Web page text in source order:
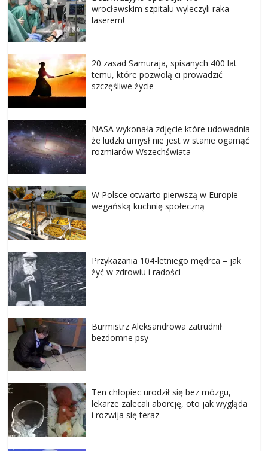
wrocławskim szpitalu wyleczyli raka
laserem!
20 zasad Samuraja, spisanych 400 lat
temu, które pozwolą ci prowadzić
szczęśliwe życie
NASA wykonała zdjęcie które udowadnia
że ludzki umysł nie jest w stanie ogarnąć
rozmiarów Wszechświata
W Polsce otwarto pierwszą w Europie
wegańską kuchnię społeczną
Przykazania 104-letniego mędrca – jak
żyć w zdrowiu i radości
Burmistrz Aleksandrowa zatrudnił
bezdomne psy
Ten chłopiec urodził się bez mózgu,
lekarze zalecali aborcję, oto jak wygląda
i rozwija się teraz